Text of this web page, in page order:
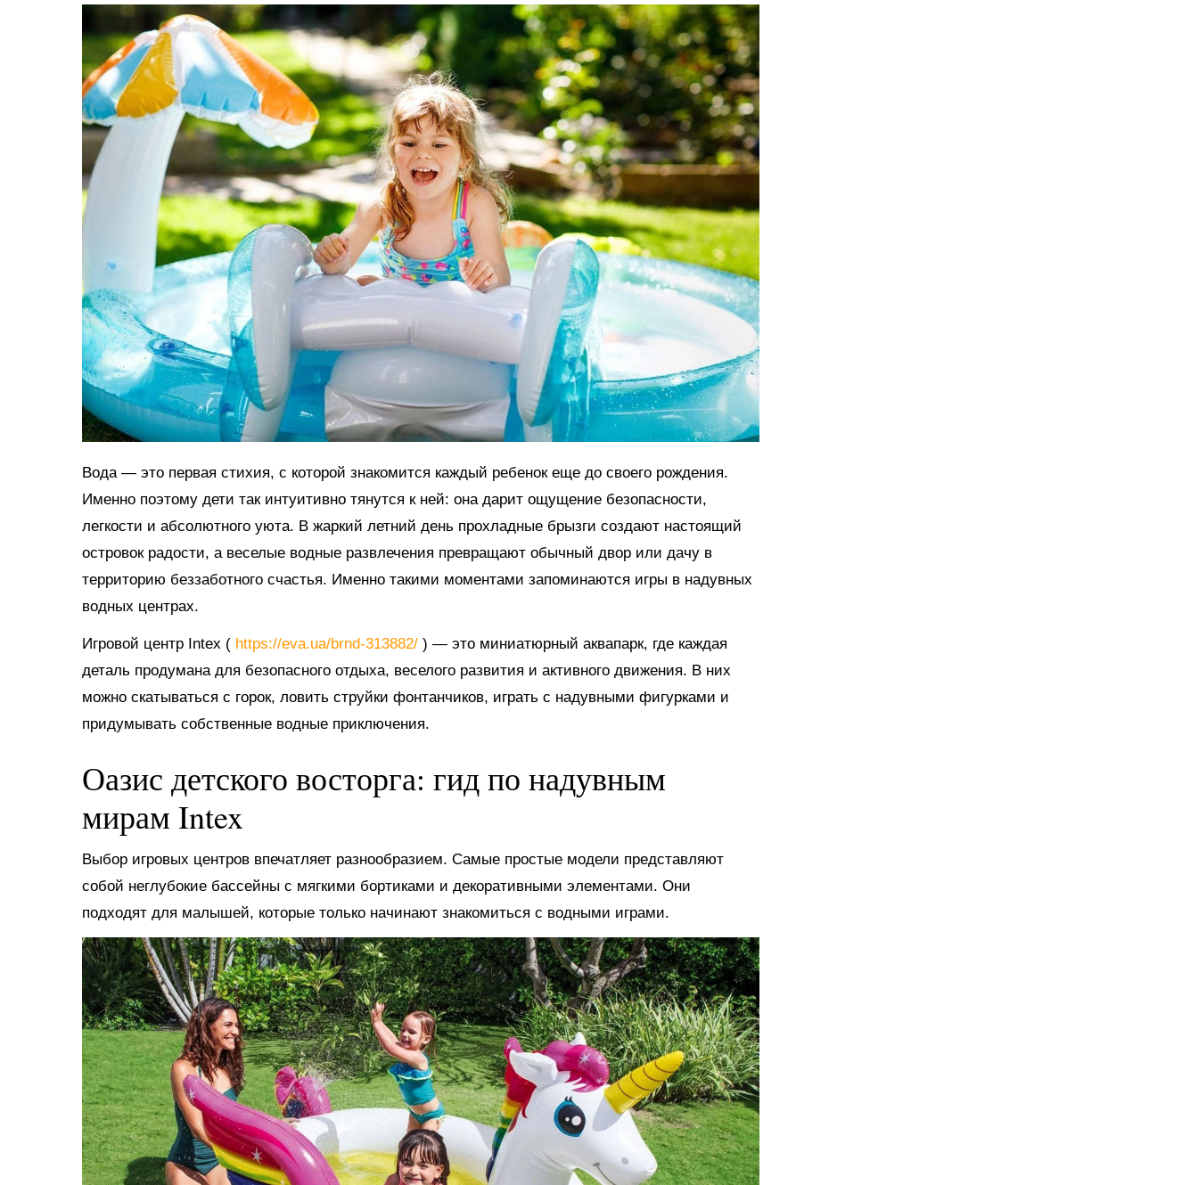
Вода — это первая стихия, с которой знакомится каждый ребенок еще до своего рождения.
Именно поэтому дети так интуитивно тянутся к ней: она дарит ощущение безопасности,
легкости и абсолютного уюта. В жаркий летний день прохладные брызги создают настоящий
островок радости, а веселые водные развлечения превращают обычный двор или дачу в
территорию беззаботного счастья. Именно такими моментами запоминаются игры в надувных
водных центрах.
Игровой центр Intex ( https://eva.ua/brnd-313882/ ) — это миниатюрный аквапарк, где каждая
деталь продумана для безопасного отдыха, веселого развития и активного движения. В них
можно скатываться с горок, ловить струйки фонтанчиков, играть с надувными фигурками и
придумывать собственные водные приключения.
Оазис детского восторга: гид по надувным
мирам Intex
Выбор игровых центров впечатляет разнообразием. Самые простые модели представляют
собой неглубокие бассейны с мягкими бортиками и декоративными элементами. Они
подходят для малышей, которые только начинают знакомиться с водными играми.